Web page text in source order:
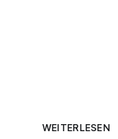
WEITERLESEN